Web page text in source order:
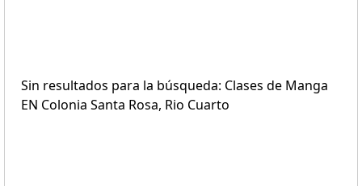
Sin resultados para la búsqueda: Clases de Manga
EN Colonia Santa Rosa, Rio Cuarto